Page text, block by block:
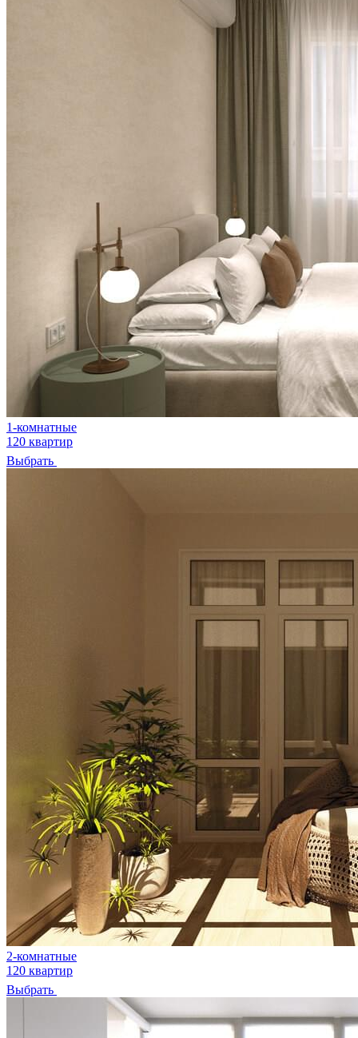
1-комнатные
120 квартир
Выбрать
2-комнатные
120 квартир
Выбрать